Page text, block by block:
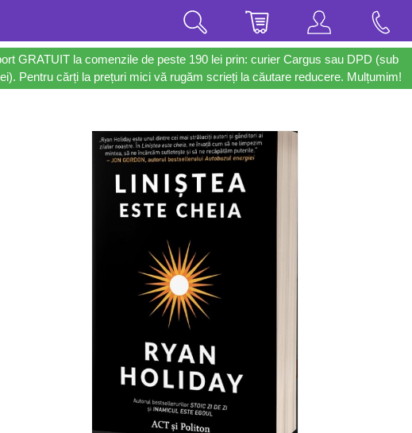
GRATUIT la comenzile de peste 190 lei prin: curier Cargus sau DPD (sub
Pentru cărți la prețuri mici vă rugăm scrieți la căutare reducere. Mulțumim!